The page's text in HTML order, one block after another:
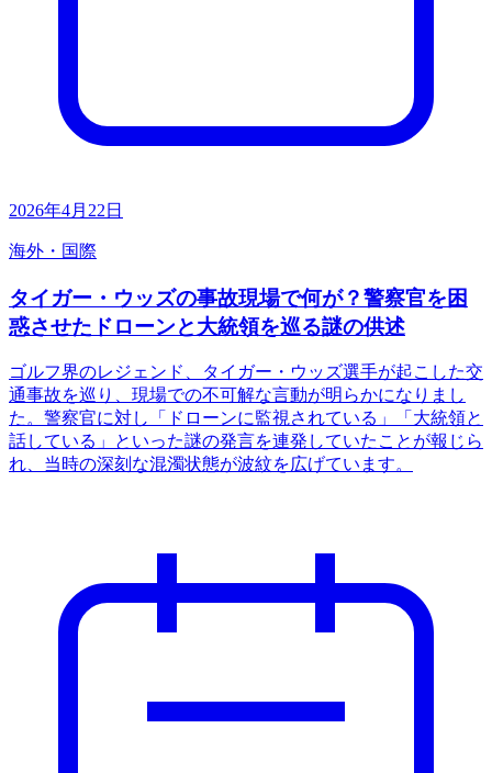
2026年4月22日
海外・国際
タイガー・ウッズの事故現場で何が？警察官を困
惑させたドローンと大統領を巡る謎の供述
ゴルフ界のレジェンド、タイガー・ウッズ選手が起こした交
通事故を巡り、現場での不可解な言動が明らかになりまし
た。警察官に対し「ドローンに監視されている」「大統領と
話している」といった謎の発言を連発していたことが報じら
れ、当時の深刻な混濁状態が波紋を広げています。